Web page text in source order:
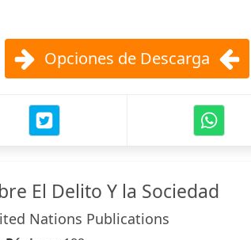
Opciones de Descarga
El Delito Y la Sociedad
Nations Publications